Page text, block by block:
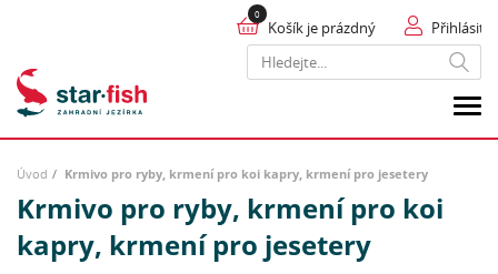
Hledat
Přihlásit
Košík je prázdný
Úvod Krmivo pro ryby, krmení pro koi kapry, krmení pro jesetery
Krmivo pro ryby, krmení pro koi
kapry, krmení pro jesetery